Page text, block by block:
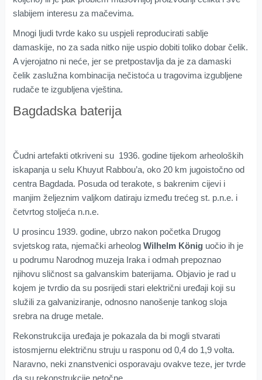
slabijem interesu za mačevima.
Mnogi ljudi tvrde kako su uspjeli reproducirati sablje
damaskije, no za sada nitko nije uspio dobiti toliko dobar čelik.
A vjerojatno ni neće, jer se pretpostavlja da je za damaski
čelik zaslužna kombinacija nečistoća u tragovima izgubljene
rudače te izgubljena vještina.
Bagdadska baterija
Čudni artefakti otkriveni su 1936. godine tijekom arheoloških
iskapanja u selu Khuyut Rabbou’a, oko 20 km jugoistočno od
centra Bagdada. Posuda od terakote, s bakrenim cijevi i
manjim željeznim valjkom datiraju između trećeg st. p.n.e. i
četvrtog stoljeća n.n.e.
U prosincu 1939. godine, ubrzo nakon početka Drugog
svjetskog rata, njemački arheolog Wilhelm Königuočio ih je
u podrumu Narodnog muzeja Iraka i odmah prepoznao
njihovu sličnost sa galvanskim baterijama. Objavio je rad u
kojem je tvrdio da su posrijedi stari električni uređaji koji su
služili za galvaniziranje, odnosno nanošenje tankog sloja
srebra na druge metale.
Rekonstrukcija uređaja je pokazala da bi mogli stvarati
istosmjernu električnu struju u rasponu od 0,4 do 1,9 volta.
Naravno, neki znanstvenici osporavaju ovakve teze, jer tvrde